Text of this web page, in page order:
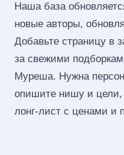
Наша база
новые авторы,
Добавьте страницу в
за свежими
Муреша. Нужна
опишите нишу и цели,
лонг‑лист с ценами и